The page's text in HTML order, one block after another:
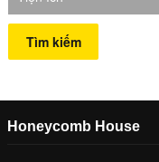
Tìm kiếm
Honeycomb House